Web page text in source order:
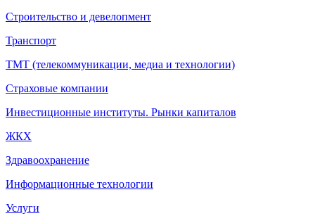
Строительство и девелопмент
Транспорт
ТМТ (телекоммуникации, медиа и технологии)
Страховые компании
Инвестиционные институты. Рынки капиталов
ЖКХ
Здравоохранение
Информационные технологии
Услуги